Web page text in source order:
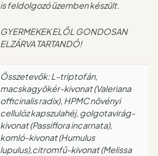
is feldolgozó üzemben készült.
GYERMEKEK ELŐL GONDOSAN
ELZÁRVA TARTANDÓ!
Összetevők: L-triptofán,
macskagyökér-kivonat (Valeriana
officinalis radix), HPMC növényi
cellulóz kapszulahéj, golgotavirág-
kivonat (Passiflora incarnata),
komló-kivonat (Humulus
lupulus),citromfű-kivonat (Melissa